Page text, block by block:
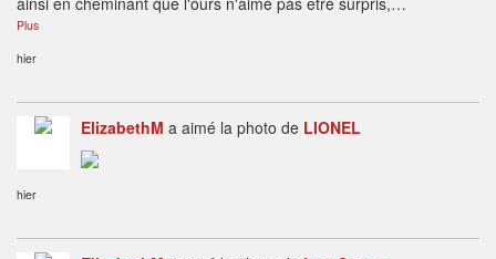
Plus
hier
ElizabethM a aimé la photo de LIONEL
hier